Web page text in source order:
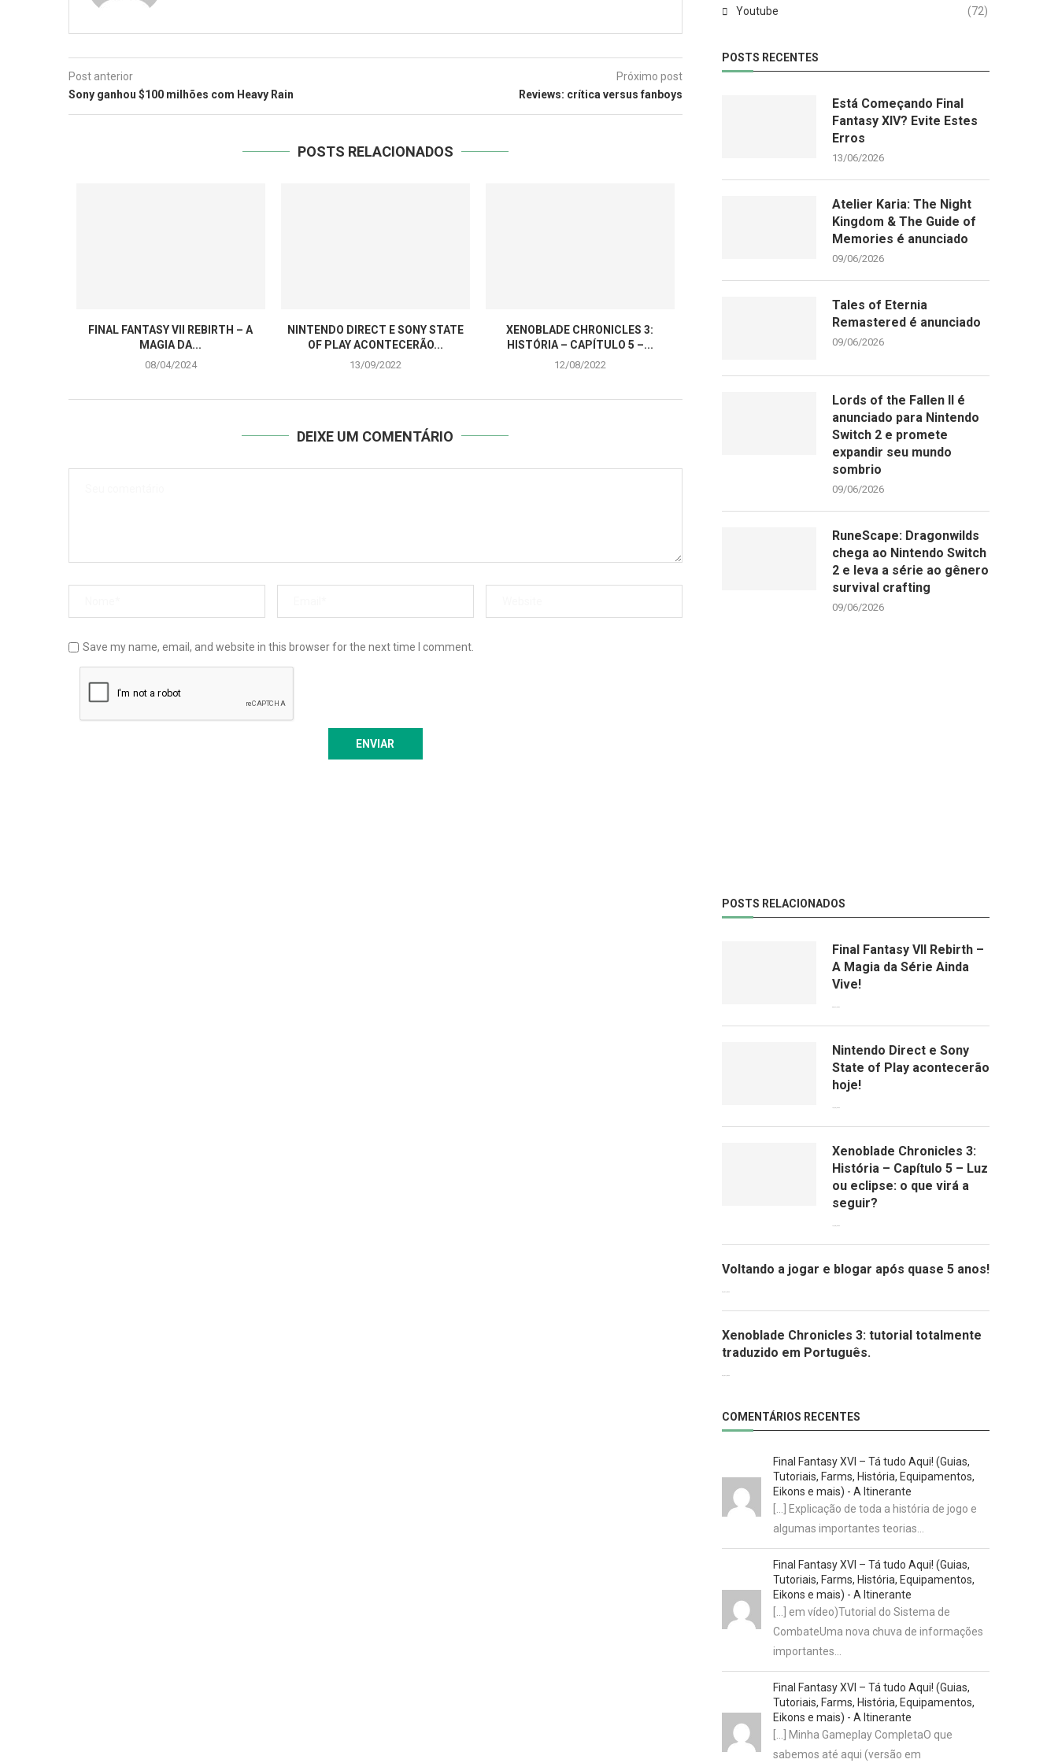
Post anterior
Sony ganhou $100 milhões com Heavy Rain
Próximo post
Reviews: crítica versus fanboys
POSTS RELACIONADOS
FINAL FANTASY VII REBIRTH – A
MAGIA DA...
08/04/2024
NINTENDO DIRECT E SONY STATE
OF PLAY ACONTECERÃO...
13/09/2022
XENOBLADE CHRONICLES 3:
HISTÓRIA – CAPÍTULO 5 –...
12/08/2022
DEIXE UM COMENTÁRIO
Save my name, email, and website in this browser for the next time I comment.
Youtube (72)
POSTS RECENTES
Está Começando Final
Fantasy XIV? Evite Estes
Erros
13/06/2026
Atelier Karia: The Night
Kingdom & The Guide of
Memories é anunciado
09/06/2026
Tales of Eternia
Remastered é anunciado
09/06/2026
Lords of the Fallen II é
anunciado para Nintendo
Switch 2 e promete
expandir seu mundo
sombrio
09/06/2026
RuneScape: Dragonwilds
chega ao Nintendo Switch
2 e leva a série ao gênero
survival crafting
09/06/2026
POSTS RELACIONADOS
Final Fantasy VII Rebirth –
A Magia da Série Ainda
Vive!
Nintendo Direct e Sony
State of Play acontecerão
hoje!
Xenoblade Chronicles 3:
História – Capítulo 5 – Luz
ou eclipse: o que virá a
seguir?
Voltando a jogar e blogar após quase 5 anos!
Xenoblade Chronicles 3: tutorial totalmente
traduzido em Português.
COMENTÁRIOS RECENTES
Final Fantasy XVI – Tá tudo Aqui! (Guias,
Tutoriais, Farms, História, Equipamentos,
Eikons e mais) - A Itinerante
[…] Explicação de toda a história de jogo e
algumas importantes teorias…
Final Fantasy XVI – Tá tudo Aqui! (Guias,
Tutoriais, Farms, História, Equipamentos,
Eikons e mais) - A Itinerante
[…] em vídeo)Tutorial do Sistema de
CombateUma nova chuva de informações
importantes…
Final Fantasy XVI – Tá tudo Aqui! (Guias,
Tutoriais, Farms, História, Equipamentos,
Eikons e mais) - A Itinerante
[…] Minha Gameplay CompletaO que
sabemos até aqui (versão em